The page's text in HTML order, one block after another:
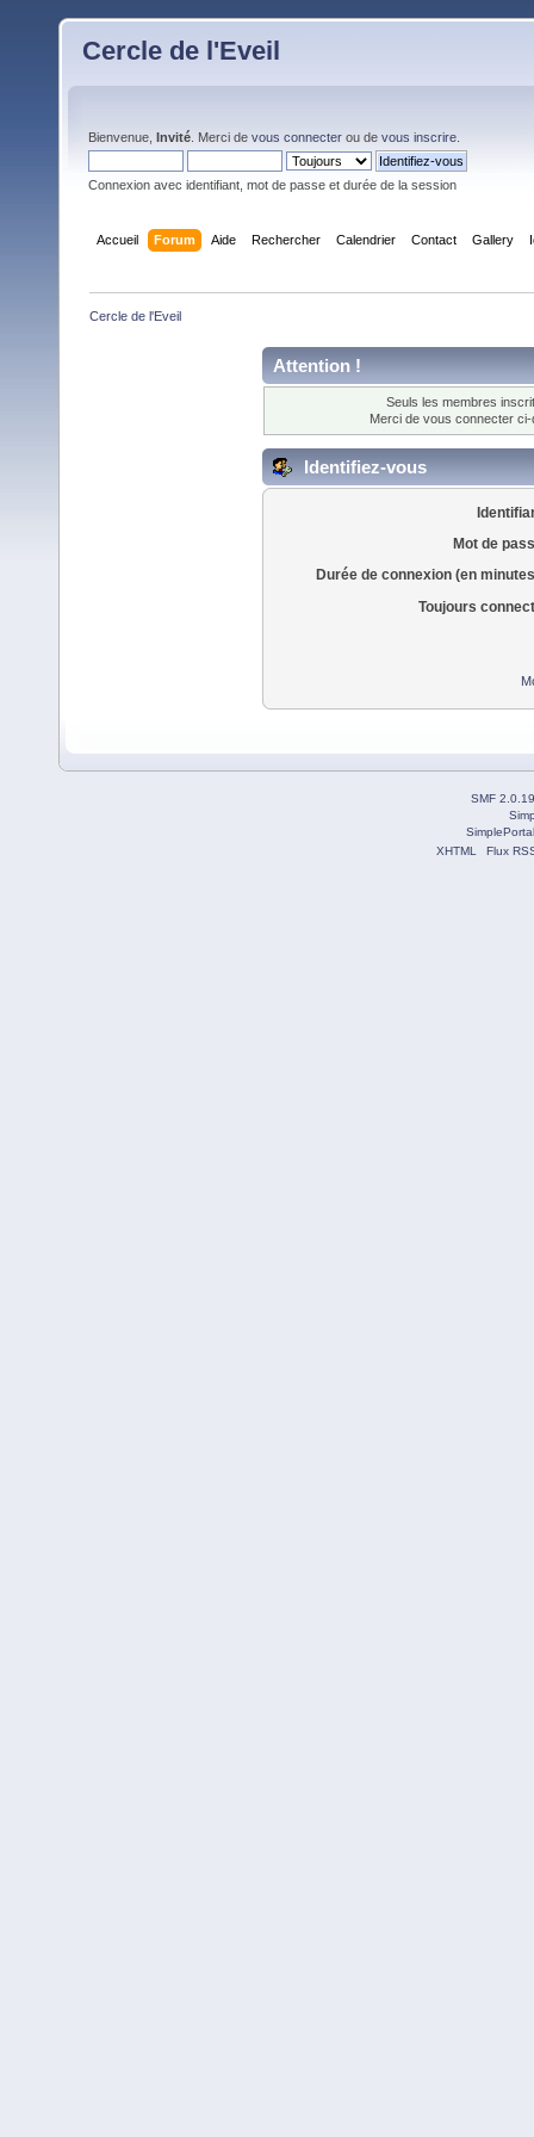
Cercle de l'Eveil
Bienvenue, Invité . Merci de vous connecter ou de vous inscrire
Connexion avec identifiant, mot de passe et durée de la session
Accueil Forum Aide Rechercher Calendrier Contact Gallery
Cercle de l'Eveil
Attention !
Seuls les membres
Merci de vous connecter
Identifiez-vous
Mot de
Durée de connexion (en
Toujours
SMF 2.0.19
XHTML
Flux